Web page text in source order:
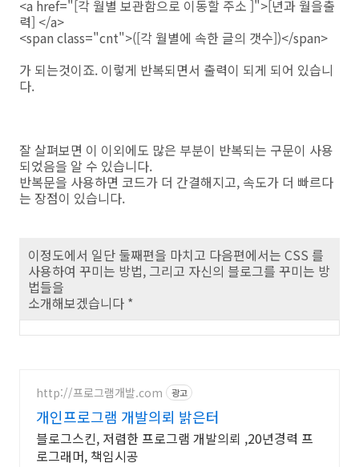
<a href="[각 월별 보관함으로 이동할 주소 ]">[년과 월을출
력] </a>
<span class="cnt">([각 월별에 속한 글의 갯수])</span>
가 되는것이죠. 이렇게 반복되면서 출력이 되게 되어 있습니
다.
잘 살펴보면 이 이외에도 많은 부분이 반복되는 구문이 사용
되었음을 알 수 있습니다.
반복문을 사용하면 코드가 더 간결해지고, 속도가 더 빠르다
는 장점이 있습니다.
이정도에서 일단 둘째편을 마치고 다음편에서는 CSS 를
사용하여 꾸미는 방법, 그리고 자신의 블로그를 꾸미는 방
법들을
소개해보겠습니다 *
http://프로그램개발.com 광고
개인프로그램 개발의뢰 밝은터
블로그스킨, 저렴한 프로그램 개발의뢰 ,20년경력 프
로그래머, 책임시공